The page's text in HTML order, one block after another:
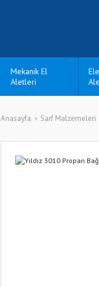
Mekanik El
Aletleri
Anasayfa Sarf Malzemeleri